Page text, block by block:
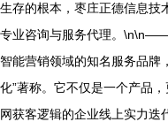
生存的根本，枣庄正德信息
专业咨询与服务代理。
智能营销领域的知名服务品牌
化”著称。它不仅是一个产品
网获客逻辑的企业线上实力迭